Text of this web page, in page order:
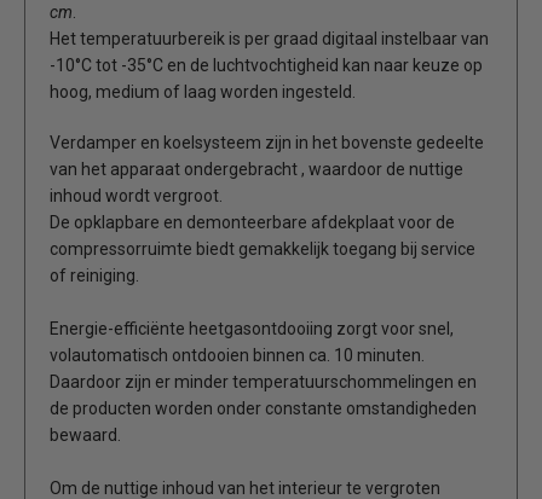
cm
Het temperatuurbereik is per graad digitaal instelbaar van
-10°C tot -35°C en de luchtvochtigheid kan naar keuze op
hoog, medium of laag worden ingesteld.
Verdamper en koelsysteem zijn in het bovenste gedeelte
van het apparaat ondergebracht , waardoor de nuttige
inhoud wordt vergroot.
De opklapbare en demonteerbare afdekplaat voor de
compressorruimte biedt gemakkelijk toegang bij service
of reiniging.
Energie-efficiënte heetgasontdooiing zorgt voor snel,
volautomatisch ontdooien binnen ca. 10 minuten.
Daardoor zijn er minder temperatuurschommelingen en
de producten worden onder constante omstandigheden
bewaard.
Om de nuttige inhoud van het interieur te vergroten